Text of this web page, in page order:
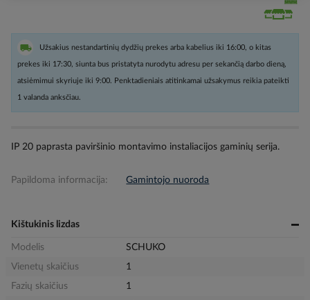
Užsakius nestandartinių dydžių prekes arba kabelius iki 16:00, o kitas
prekes iki 17:30, siunta bus pristatyta nurodytu adresu per sekančią darbo dieną,
atsiėmimui skyriuje iki 9:00. Penktadieniais atitinkamai užsakymus reikia pateikti
1 valanda anksčiau.
IP 20 paprasta paviršinio montavimo instaliacijos gaminių serija.
Papildoma informacija: Gamintojo nuoroda
Kištukinis lizdas
Modelis
SCHUKO
Vienetų skaičius
1
Fazių skaičius
1